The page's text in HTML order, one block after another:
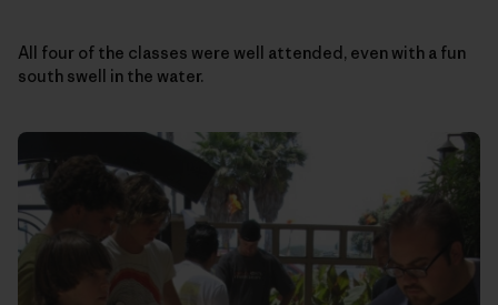
All four of the classes were well attended, even with a fun
south swell in the water.